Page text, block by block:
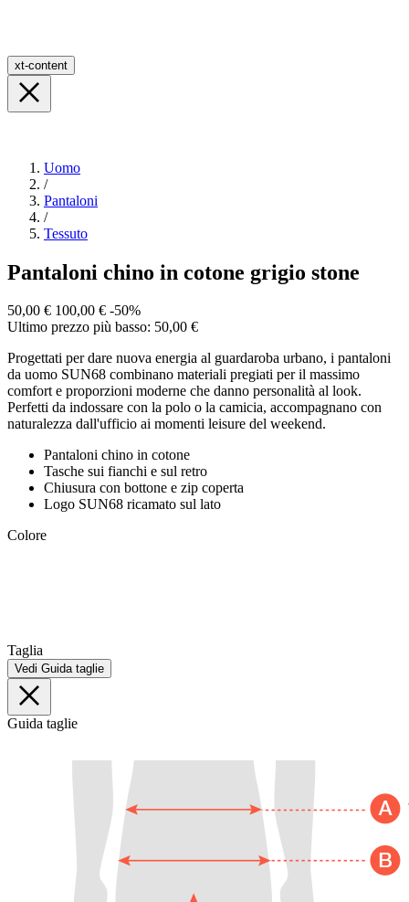
xt-content
Uomo
/
Pantaloni
/
Tessuto
Pantaloni chino in cotone grigio stone
50,00 € 100,00 € -50%
Ultimo prezzo più basso: 50,00 €
Progettati per dare nuova energia al guardaroba urbano, i pantaloni
da uomo SUN68 combinano materiali pregiati per il massimo
comfort e proporzioni moderne che danno personalità al look.
Perfetti da indossare con la polo o la camicia, accompagnano con
naturalezza dall'ufficio ai momenti leisure del weekend.
Pantaloni chino in cotone
Tasche sui fianchi e sul retro
Chiusura con bottone e zip coperta
Logo SUN68 ricamato sul lato
Colore
Taglia
Vedi Guida taglie
Guida taglie